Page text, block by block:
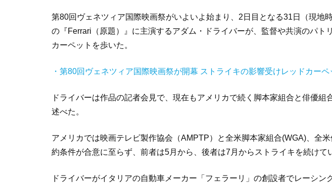
第80回ヴェネツィア国際映画祭がいよいよ始まり、 2 日目となる31 日（現地
の『Ferrari （原題）』に主演するアダム・ドライバーが、監督や共演のパト
カーペットを歩いた。
・第80回ヴェネツィア国際映画祭が開幕 ストライキの影響受けレッドカーペ
ドライバーは作品の記者会見で、現在もアメリカで続く脚本家組合と俳優組
述べた。
アメリカでは映画テレビ製作協会（AMPTP）と全米脚本家組合(WGA) 、全
約条件が合意に至らず、前者は5月から、後者は7 月からストライキを続けて
ドライバーがイタリアの自動車メーカー「フェラーリ」の創設者でレーシン